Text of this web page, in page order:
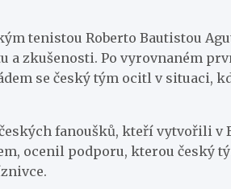
tenistou Roberto Bautistou
zkušenosti. Po vyrovnaném
se český tým ocitl v situaci,
fanoušků, kteří vytvořili
ocenil podporu, kterou český